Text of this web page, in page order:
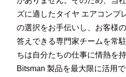
ズに適したタイヤ エアコンプ
の選択をお手伝いし、お客様
答えできる専門家チームを常
ちは自分たちの仕事に情熱を
Bitsman 製品を最大限に活用